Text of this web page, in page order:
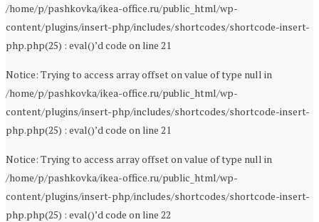
/home/p/pashkovka/ikea-office.ru/public_html/wp-
content/plugins/insert-php/includes/shortcodes/shortcode-insert-
php.php(25) : eval()’d code on line 21
Notice: Trying to access array offset on value of type null in
/home/p/pashkovka/ikea-office.ru/public_html/wp-
content/plugins/insert-php/includes/shortcodes/shortcode-insert-
php.php(25) : eval()’d code on line 21
Notice: Trying to access array offset on value of type null in
/home/p/pashkovka/ikea-office.ru/public_html/wp-
content/plugins/insert-php/includes/shortcodes/shortcode-insert-
php.php(25) : eval()’d code on line 22